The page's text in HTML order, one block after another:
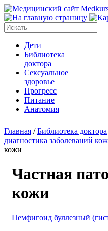
Дети
Библиотека
доктора
Сексуальное
здоровье
Прогресс
Питание
Анатомия
Главная /Библиотека доктора
диагностика заболеваний
кожи
Частная
кожи
Пемфигоид буллезный